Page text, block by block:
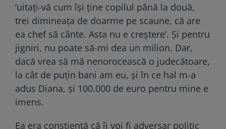
‘uitați-vă cum își ține copilul până la două,
trei dimineața de doarme pe scaune, că are
ea chef să cânte. Asta nu e creștere’. Și pentru
jigniri, nu poate să-mi dea un milion. Dar,
dacă vrea să mă nenorocească o judecătoare,
la cât de puțin bani am eu, și în ce hal m-a
adus Diana, și 100.000 de euro pentru mine e
imens.
Ea era conștientă că îi voi fi adversar politic